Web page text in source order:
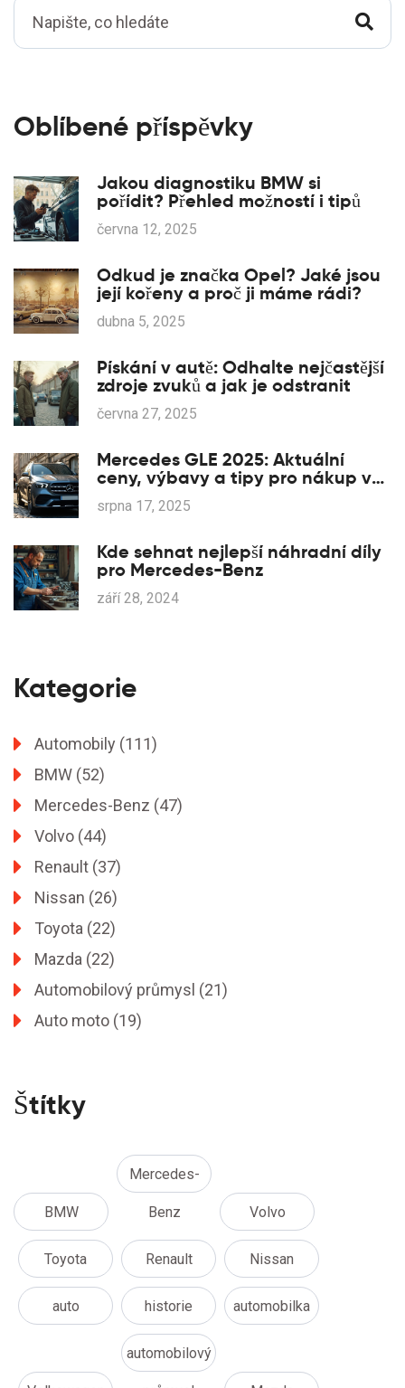
Oblíbené příspěvky
Jakou diagnostiku BMW si
pořídit? Přehled možností i tipů
června 12, 2025
Odkud je značka Opel? Jaké jsou
její kořeny a proč ji máme rádi?
dubna 5, 2025
Pískání v autě: Odhalte nejčastější
zdroje zvuků a jak je odstranit
června 27, 2025
Mercedes GLE 2025: Aktuální
ceny, výbavy a tipy pro nákup v
Česku
srpna 17, 2025
Kde sehnat nejlepší náhradní díly
pro Mercedes-Benz
září 28, 2024
Kategorie
Automobily (111)
BMW (52)
Mercedes-Benz (47)
Volvo (44)
Renault (37)
Nissan (26)
Toyota (22)
Mazda (22)
Automobilový průmysl (21)
Auto moto (19)
Štítky
BMW
Mercedes-
Benz Volvo
Toyota Renault Nissan
auto historie automobilka
automobilový